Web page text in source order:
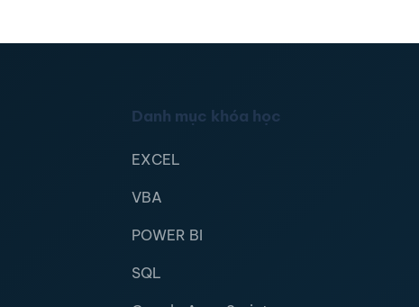
Danh mục khóa học
EXCEL
VBA
POWER BI
SQL